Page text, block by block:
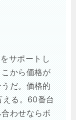
サポートし
から価格が
だ。価格的
える。60番台
わせならボ